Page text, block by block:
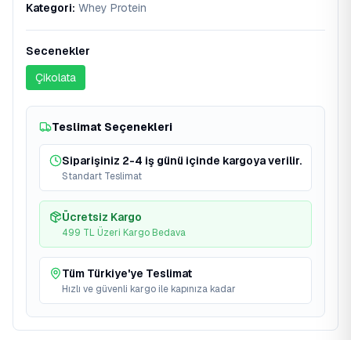
Kategori: Whey Protein
Secenekler
Çikolata
Teslimat Seçenekleri
Siparişiniz 2-4 iş günü içinde kargoya verilir.
Standart Teslimat
Ücretsiz Kargo
499 TL Üzeri Kargo Bedava
Tüm Türkiye'ye Teslimat
Hızlı ve güvenli kargo ile kapınıza kadar